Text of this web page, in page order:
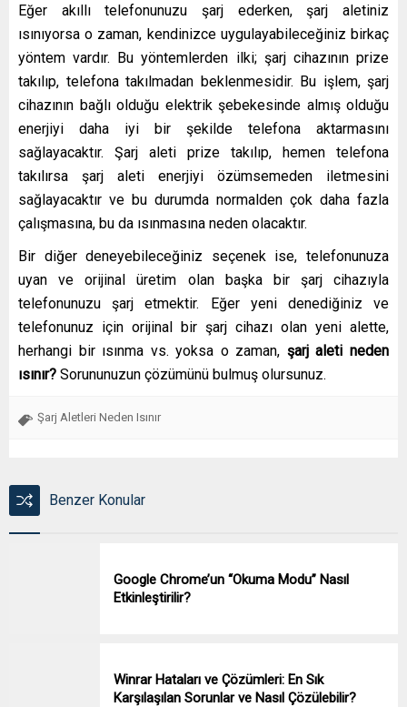
Eğer akıllı telefonunuzu şarj ederken, şarj aletiniz
ısınıyorsa o zaman, kendinizce uygulayabileceğiniz birkaç
yöntem vardır. Bu yöntemlerden ilki; şarj cihazının prize
takılıp, telefona takılmadan beklenmesidir. Bu işlem, şarj
cihazının bağlı olduğu elektrik şebekesinde almış olduğu
enerjiyi daha iyi bir şekilde telefona aktarmasını
sağlayacaktır. Şarj aleti prize takılıp, hemen telefona
takılırsa şarj aleti enerjiyi özümsemeden iletmesini
sağlayacaktır ve bu durumda normalden çok daha fazla
çalışmasına, bu da ısınmasına neden olacaktır.
Bir diğer deneyebileceğiniz seçenek ise, telefonunuza
uyan ve orijinal üretim olan başka bir şarj cihazıyla
telefonunuzu şarj etmektir. Eğer yeni denediğiniz ve
telefonunuz için orijinal bir şarj cihazı olan yeni alette,
herhangi bir ısınma vs. yoksa o zaman, şarj aleti neden
ısınır? Sorununuzun çözümünü bulmuş olursunuz.
Şarj Aletleri Neden Isınır
Benzer Konular
Google Chrome’un “Okuma Modu” Nasıl
Etkinleştirilir?
Winrar Hataları ve Çözümleri: En Sık
Karşılaşılan Sorunlar ve Nasıl Çözülebilir?